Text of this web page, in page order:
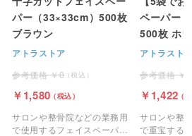
パー（33×33cm）500枚
ブラウン
アトラストア
0
1,580
サロンや整骨院などの業務用
で使用するフェイスペーパー
ペーパー
500枚 ホ
アトラスト
1,422
サロンや整
で重宝する